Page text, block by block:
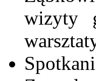
wizyty